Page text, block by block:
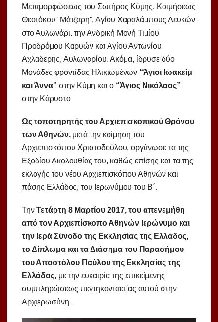
Μεταμορφώσεως του Σωτήρος Κύμης, Κοιμήσεως
Θεοτό­κου “Μάτζαρη”, Αγίου Χαραλάμπους Λευκών
στο Αυλωνάρι, την Ανδρική Μονή Τιμίου
Προδρόμου Καρυών και Αγίου Αντωνίου
Αχλαδερής, Αυλωναρίου. Ακόμα, ίδρυσε δύο
Μονάδες φροντίδας Ηλικιωμένων “Άγιοι Ιωακείμ
και Άννα” στην Κύμη και ο “Άγιος Νικόλαος”
στην Κάρυστο
Ως τοποτηρητής του Αρχιεπισκοπικού Θρόνου
των Αθηνών, μετά την κοίμηση του
Αρχιεπισκόπου Χριστοδούλου, οργάνωσε τα της
Εξοδίου Ακολουθίας του, καθώς επίσης και τα της
εκλογής του νέου Αρχιεπισκόπου Αθηνών και
πάσης Ελλάδος, του Ιερωνύμου του Β΄.
Την Τετάρτη 8 Μαρτίου 2017, του απενεμήθη
από τον Αρχιεπίσκοπο Αθηνών Ιερώνυμο και
την Ιερά Σύνοδο της Εκκλησίας της Ελλάδος,
το Δίπλωμα και τα Διάσημα του Παρασήμου
του Αποστόλου Παύλου της Εκκλησίας της
Ελλάδος, με την ευκαιρία της επικείμενης
συμπληρώσεως πεντηκονταετίας αυτού στην
Αρχιερωσύνη.